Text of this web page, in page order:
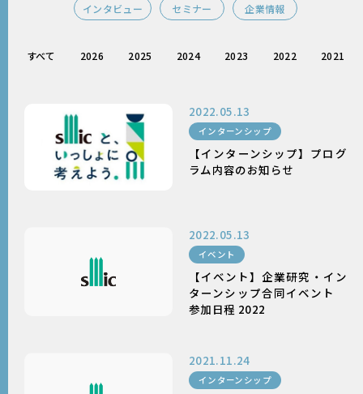
インタビュー セミナー 企業情報
すべて 2026 2025 2024 2023 2022 2021
2022.05.13
インターンシップ
【インターンシップ】プログ
ラム内容のお知らせ
2022.05.13
イベント
【イベント】企業研究・イン
ターンシップ合同イベント
参加日程 2022
2021.11.24
インターンシップ